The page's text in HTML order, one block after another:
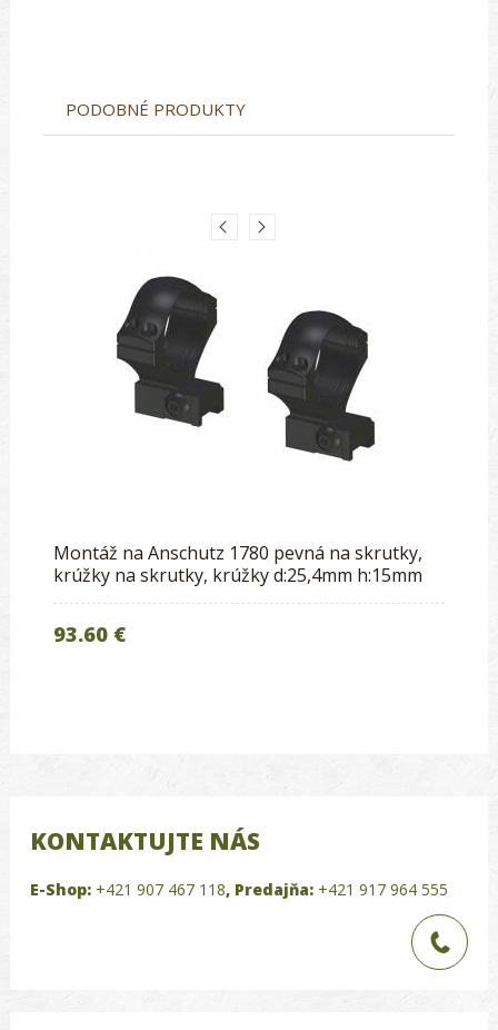
PODOBNÉ PRODUKTY
Montáž na Anschutz 1780 pevná na skrutky,
krúžky na skrutky, krúžky d:25,4mm h:15mm
93.60 €
KONTAKTUJTE NÁS
E-Shop: +421 907 467 118, Predajňa: +421 917 964 555